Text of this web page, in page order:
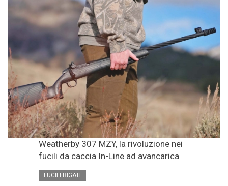
Weatherby 307 MZY, la rivoluzione nei
fucili da caccia In-Line ad avancarica
FUCILI RIGATI